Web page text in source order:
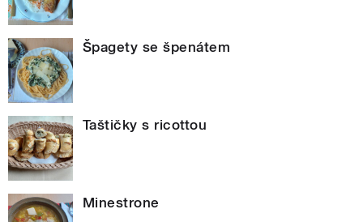
Špagety se špenátem
Taštičky s ricottou
Minestrone